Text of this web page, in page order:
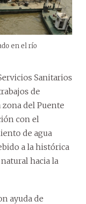
en el río
Sanitarios
de
zona del Puente
con el
de agua
a la histórica
hacia la
ayuda de